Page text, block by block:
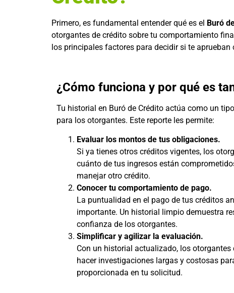
Primero, es fundamental entender qué es el Buró
otorgantes de crédito sobre tu comportamiento
los principales factores para decidir si te aprueban
¿Cómo funciona y por qué es
Tu historial en Buró de Crédito actúa como un
para los otorgantes. Este reporte les permite:
Evaluar los montos de tus obligaciones.
Si ya tienes otros créditos vigentes, los
cuánto de tus ingresos están
manejar otro crédito.
Conocer tu comportamiento de pago.
La puntualidad en el pago de tus créditos
importante. Un historial limpio demuestra
confianza de los otorgantes.
Simplificar y agilizar la evaluación.
Con un historial actualizado, los
hacer investigaciones largas y costosas
proporcionada en tu solicitud.